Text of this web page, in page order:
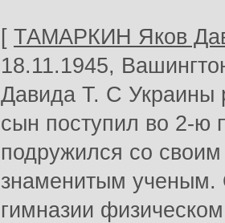
[ ТАМАРКИН Яков
18.11.1945,
Давида Т. С Украины
сын поступил во 2-ю
подружился со
знаменитым ученым.
гимназии